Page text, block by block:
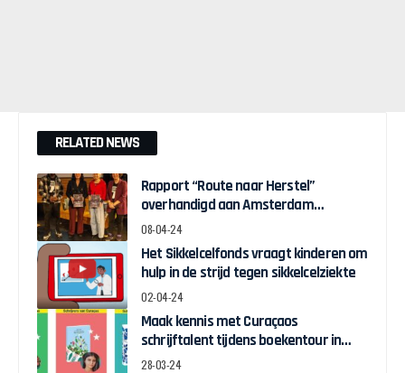
RELATED NEWS
Rapport “Route naar Herstel”
overhandigd aan Amsterdam
Wethouder Touria Meliani
08-04-24
Het Sikkelcelfonds vraagt kinderen om
hulp in de strijd tegen sikkelcelziekte
02-04-24
Maak kennis met Curaçaos
schrijftalent tijdens boekentour in
april
28-03-24